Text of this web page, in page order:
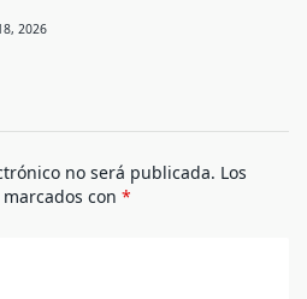
2026
no será publicada. Los
con *